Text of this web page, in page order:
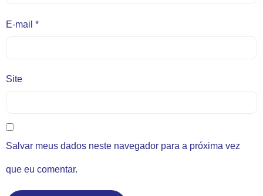
E-mail *
Site
Salvar meus dados neste navegador para a próxima vez
que eu comentar.